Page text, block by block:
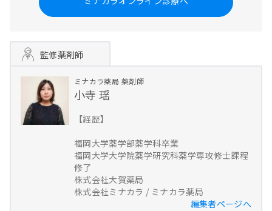
監修薬剤師
ミナカラ薬局 薬剤師
小寺 瑶
【経歴】
福岡大学薬学部薬学科卒業
福岡大学大学院薬学研究科薬学専攻修士課程
修了
株式会社大賀薬局
株式会社ミナカラ / ミナカラ薬局
編集者ページへ